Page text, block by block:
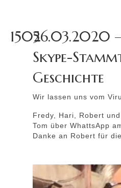
150526.03.2020
Skype-
Geschichte
Wir lassen uns vom
Fredy, Hari, Robert
Tom über WhattsApp
Danke an Robert für